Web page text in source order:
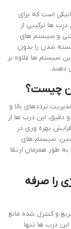
است که برای
ها ترکیبی از
و سیستم های
بسته شدن را بدون
سیستم ها علاوه بر
دهند.
چیست؟
ترددهای بالا و
این درب ها از
بهره وری در
سیستم های
طور همزمان ارتقا
را صرفه
و کنترل شده مانع
درب ها تنها